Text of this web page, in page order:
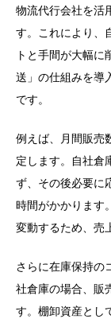
物流代行会社を活
す。これにより、
トと手間が大幅
送」の仕組みを導
です。
例えば、月間販売
定します。自社倉
ず、その後必要に
時間がかかります
変動するため、売
さらに在庫保持の
社倉庫の場合、販
す。棚卸資産とし